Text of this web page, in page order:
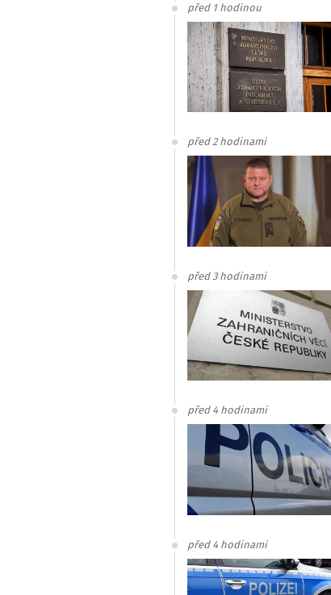
před 1 hodinou
před 2 hodinami
před 3 hodinami
před 4 hodinami
před 4 hodinami